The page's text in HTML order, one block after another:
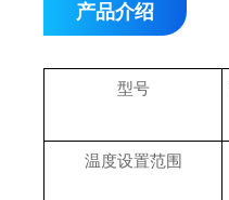
产品介绍
型号
温度设置范围